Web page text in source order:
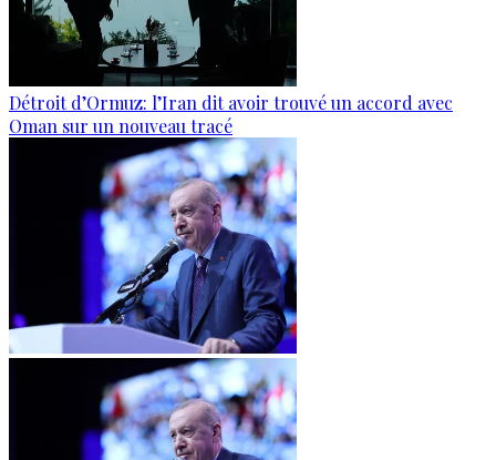
Détroit d’Ormuz: l’Iran dit avoir trouvé un accord avec
Oman sur un nouveau tracé